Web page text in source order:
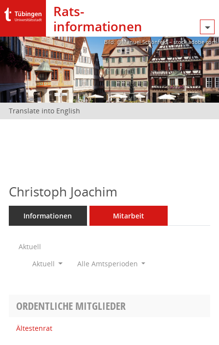
Rats­
informationen
Bild: @Manuel Schönfeld – stock.adobe.com
Translate into English
Christoph Joachim
Informationen Mitarbeit
Aktuell
Aktuell
Alle Amtsperioden
ORDENTLICHE MITGLIEDER
Ältestenrat